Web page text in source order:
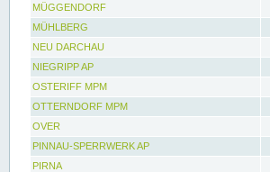
MÜGGENDORF
MÜHLBERG
NEU DARCHAU
NIEGRIPP AP
OSTERIFF MPM
OTTERNDORF MPM
OVER
PINNAU-SPERRWERK AP
PIRNA